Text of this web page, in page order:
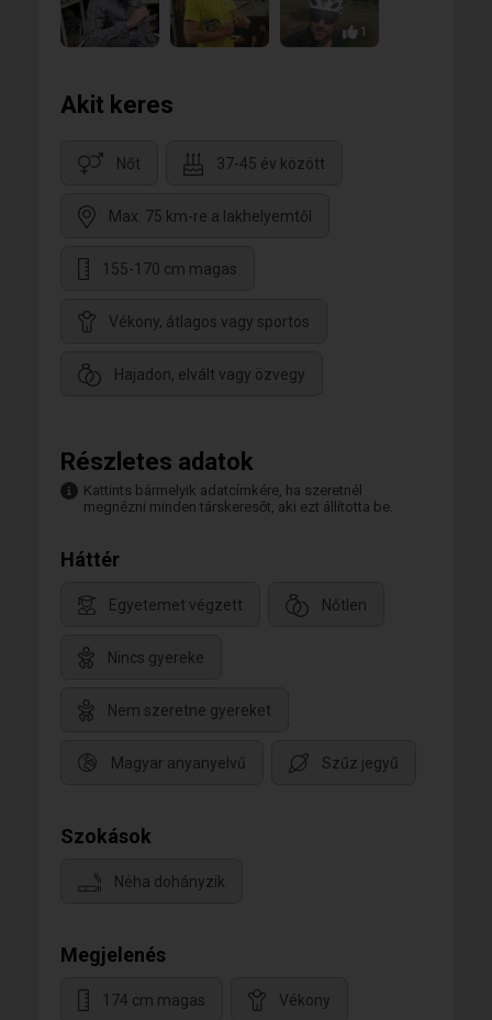
1
Akit keres
Nőt 37-45 év között
Max. 75 km-re a lakhelyemtől
155-170 cm magas
Vékony, átlagos vagy sportos
Hajadon, elvált vagy özvegy
Részletes adatok
Kattints bármelyik adatcímkére, ha szeretnél
megnézni minden társkeresőt, aki ezt állította be.
Háttér
Egyetemet végzett Nőtlen
Nincs gyereke
Nem szeretne gyereket
Magyar anyanyelvű Szűz jegyű
Szokások
Néha dohányzik
Megjelenés
174 cm magas Vékony